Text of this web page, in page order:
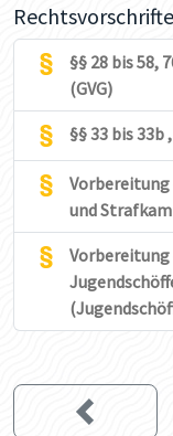
§§ 28 bis 58,
(GVG)
§§ 33 bis
Vorbereitung
und
Vorbereitung